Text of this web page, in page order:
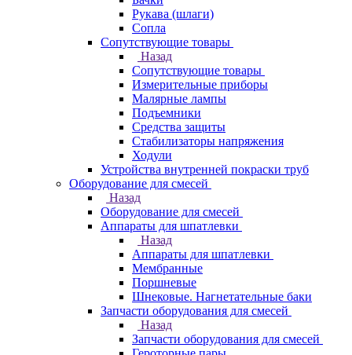
Рукава (шлаги)
Сопла
Сопутствующие товары
Назад
Сопутствующие товары
Измерительные приборы
Малярные лампы
Подъемники
Средства защиты
Стабилизаторы напряжения
Ходули
Устройства внутренней покраски труб
Оборудование для смесей
Назад
Оборудование для смесей
Аппараты для шпатлевки
Назад
Аппараты для шпатлевки
Мембранные
Поршневые
Шнековые. Нагнетательные баки
Запчасти оборудования для смесей
Назад
Запчасти оборудования для смесей